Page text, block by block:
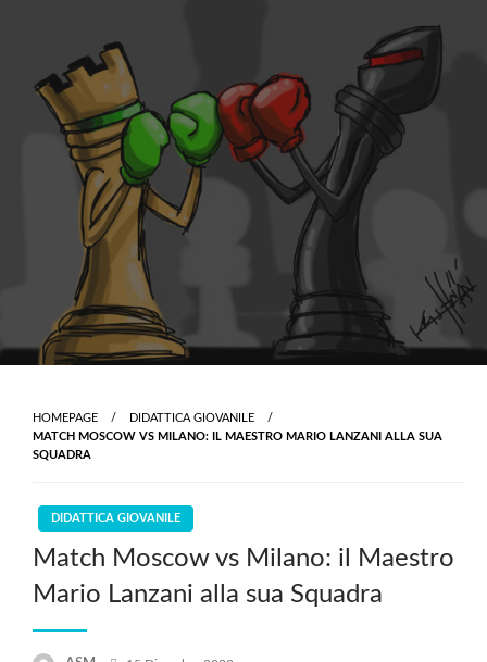
HOMEPAGE
DIDATTICA GIOVANILE
MATCH MOSCOW VS MILANO: IL MAESTRO MARIO LANZANI ALLA SUA
SQUADRA
DIDATTICA GIOVANILE
Match Moscow vs Milano: il Maestro
Mario Lanzani alla sua Squadra